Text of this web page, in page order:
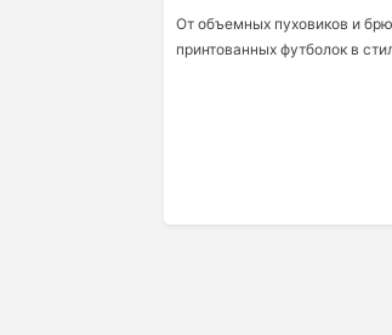
От объемных пуховиков и
принтованных футболок в